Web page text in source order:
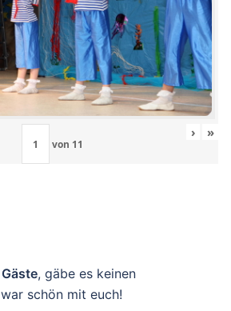
von 11
› »
Gäste, gäbe es keinen
schön mit euch!